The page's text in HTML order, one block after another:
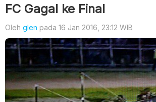
FC Gagal ke Final
Oleh glen pada 16 Jan 2016, 23:12 WIB